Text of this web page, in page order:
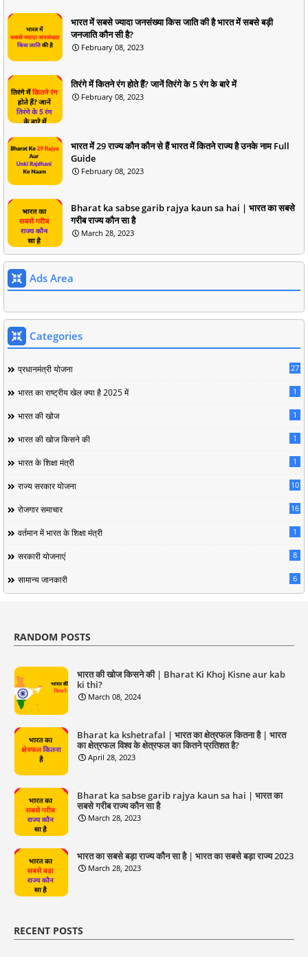
भारत में सबसे ज्यादा जनसंख्या किस जाति की है भारत में सबसे बड़ी
जनजाति कौन सी है?
February 08, 2023
तिरंगे में कितने रंग होते हैं? जानें तिरंगे के 5 रंग के बारे में
February 08, 2023
भारत में 29 राज्य कौन कौन से हैं भारत में कितने राज्य है उनके नाम Full
Guide
February 08, 2023
Bharat ka sabse garib rajya kaun sa hai | भारत का सबसे
गरीब राज्य कौन सा है
March 28, 2023
Ads Area
Categories
प्रधानमंत्री योजना 27
भारत का राष्ट्रीय खेल क्या है 2025 में 1
भारत की खोज 1
भारत की खोज किसने की 1
भारत के शिक्षा मंत्री 1
राज्य सरकार योजना 10
रोजगार समाचार 16
वर्तमान में भारत के शिक्षा मंत्री 1
सरकारी योजनाएं 8
सामान्य जानकारी 6
RANDOM POSTS
भारत की खोज किसने की | Bharat Ki Khoj Kisne aur kab
ki thi?
March 08, 2024
Bharat ka kshetrafal | भारत का क्षेत्रफल कितना है | भारत
का क्षेत्रफल विश्व के क्षेत्रफल का कितने प्रतिशत है?
April 28, 2023
Bharat ka sabse garib rajya kaun sa hai | भारत का
सबसे गरीब राज्य कौन सा है
March 28, 2023
भारत का सबसे बड़ा राज्य कौन सा है | भारत का सबसे बड़ा राज्य 2023
March 28, 2023
RECENT POSTS